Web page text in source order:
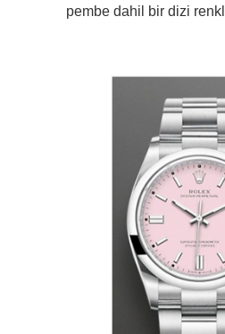
pembe dahil bir dizi